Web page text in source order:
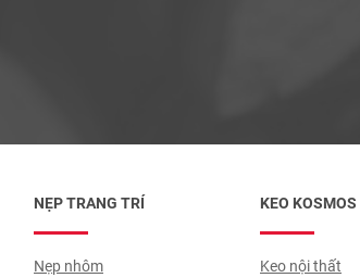
NẸP TRANG TRÍ
Nẹp nhôm
KEO KOSMOS
Keo nội thất